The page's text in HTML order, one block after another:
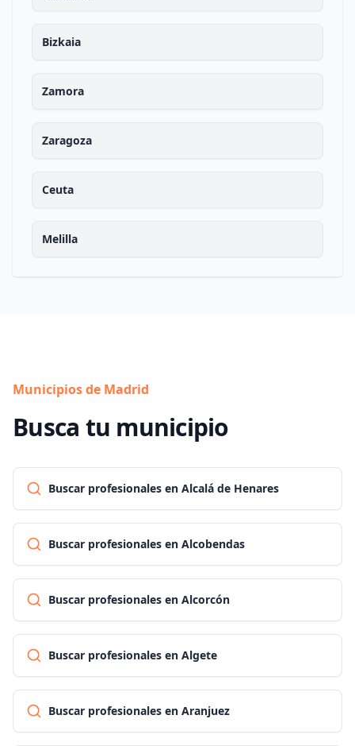
Bizkaia
Zamora
Zaragoza
Ceuta
Melilla
Municipios de Madrid
Busca tu municipio
Buscar profesionales en Alcalá de Henares
Buscar profesionales en Alcobendas
Buscar profesionales en Alcorcón
Buscar profesionales en Algete
Buscar profesionales en Aranjuez